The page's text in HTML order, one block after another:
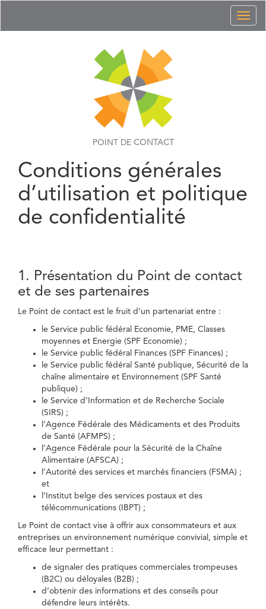
POINT DE CONTACT
Conditions générales
d’utilisation et politique
de confidentialité
1. Présentation du Point de contact
et de ses partenaires
Le Point de contact est le fruit d’un partenariat entre :
le Service public fédéral Economie, PME, Classes
moyennes et Energie (SPF Economie) ;
le Service public fédéral Finances (SPF Finances) ;
le Service public fédéral Santé publique, Sécurité de la
chaîne alimentaire et Environnement (SPF Santé
publique) ;
le Service d’Information et de Recherche Sociale
(SIRS) ;
l’Agence Fédérale des Médicaments et des Produits
de Santé (AFMPS) ;
l’Agence Fédérale pour la Sécurité de la Chaîne
Alimentaire (AFSCA) ;
l’Autorité des services et marchés financiers (FSMA) ;
et
l’Institut belge des services postaux et des
télécommunications (IBPT) ;
Le Point de contact vise à offrir aux consommateurs et aux
entreprises un environnement numérique convivial, simple et
efficace leur permettant :
de signaler des pratiques commerciales trompeuses
(B2C) ou déloyales (B2B) ;
d’obtenir des informations et des conseils pour
défendre leurs intérêts.